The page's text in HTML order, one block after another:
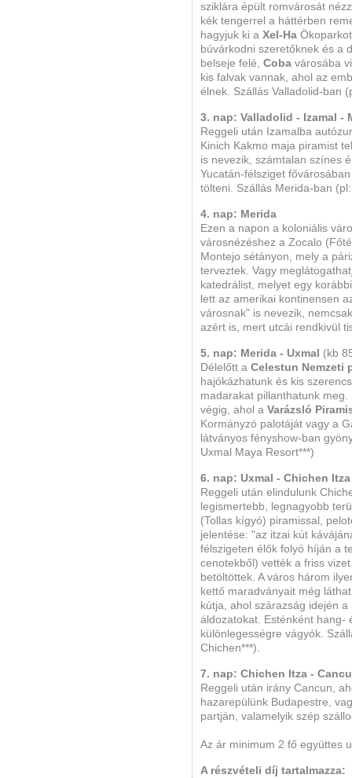
sziklára épült romvárosát
kék tengerrel a háttérben
hagyjuk ki a Xel-Ha
búvárkodni szeretőknek és a
belseje felé, Coba városába
kis falvak vannak, ahol az
élnek. Szállás Valladolid-ban
3. nap: Valladolid - Izamal -
Reggeli után Izamalba
Kinich Kakmo maja piramist
is nevezik, számtalan színes
Yucatán-félsziget
tölteni. Szállás Merida-ban
4. nap: Merida
Ezen a napon a koloniális
városnézéshez a Zocalo
Montejo sétányon, mely a
terveztek. Vagy
katedrálist, melyet egy
lett az amerikai kontinensen
városnak" is nevezik,
azért is, mert utcái rendkivül
5. nap: Merida - Uxmal (kb
Délelőtt a Celestun Nemzeti
hajókázhatunk és kis
madarakat pillanthatunk
végig, ahol a Varázsló
Kormányzó palotáját vagy a
látványos fényshow-ban
Uxmal Maya Resort***)
6. nap: Uxmal - Chichen Itza
Reggeli után elindulunk
legismertebb, legnagyobb
(Tollas kígyó) piramissal,
jelentése: "az itzai kút
félszigeten élők folyó híján a
cenotekből) vették a friss
betöltöttek. A város három
kettő maradványait még
kútja, ahol szárazság idején
áldozatokat. Esténként hang-
különlegességre vágyók.
Chichen***).
7. nap: Chichen Itza -
Reggeli után irány Cancun,
hazarepülünk Budapestre,
partján, valamelyik szép
Az ár minimum 2 fő együttes
A részvételi díj tartalmazza: